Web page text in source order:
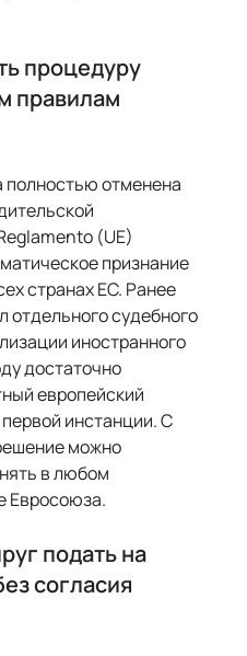
процедуру
правилам
полностью отменена
(UE)
признание
странах ЕС. Ранее
отдельного судебного
иностранного
достаточно
европейский
инстанции. С
можно
в любом
Евросоюза.
подать на
согласия